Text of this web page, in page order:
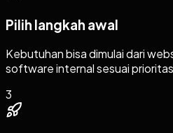
Pilih langkah awal
Kebutuhan bisa dimulai dari
software internal sesuai
3